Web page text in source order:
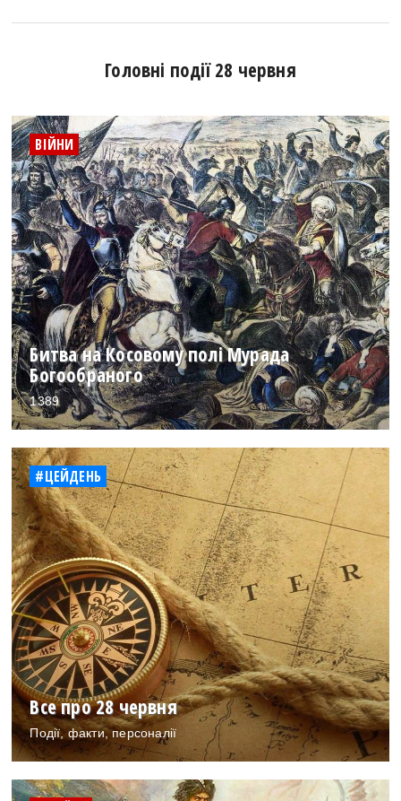
Головні події 28 червня
ВІЙНИ
Битва на Косовому полі Мурада
Богообраного
1389
#ЦЕЙДЕНЬ
Все про 28 червня
Події, факти, персоналії